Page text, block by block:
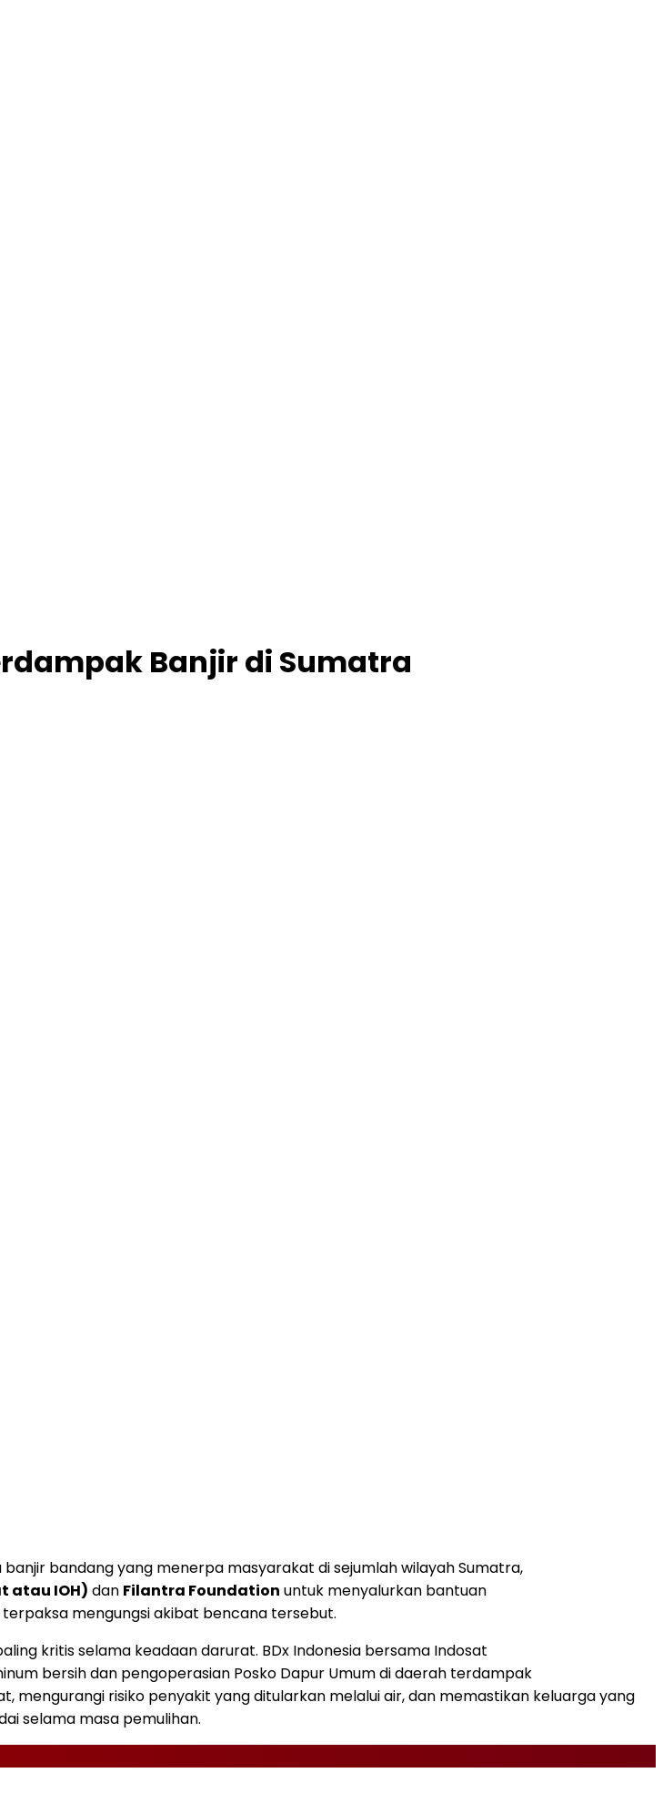
Banjir di Sumatra
bandang yang menerpa masyarakat di sejumlah wilayah Sumatra,
atau IOH) dan Filantra Foundation untuk menyalurkan bantuan
mengungsi akibat bencana tersebut.
kritis selama keadaan darurat. BDx Indonesia bersama Indosat
bersih dan pengoperasian Posko Dapur Umum di daerah terdampak
mengurangi risiko penyakit yang ditularkan melalui air, dan memastikan keluarga yang
selama masa pemulihan.